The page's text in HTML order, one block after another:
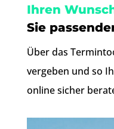
Ihren
Sie
Über das
vergeben und so
online sicher